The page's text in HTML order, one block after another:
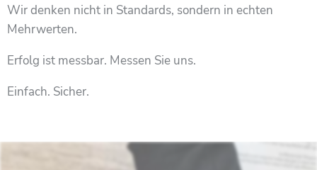
Wir denken nicht in Standards, sondern in echten
Mehrwerten.
Erfolg ist messbar. Messen Sie uns.
Einfach. Sicher.